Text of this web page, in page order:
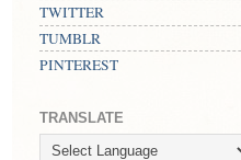
TWITTER
TUMBLR
PINTEREST
TRANSLATE